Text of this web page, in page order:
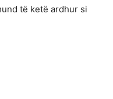
të ketë ardhur si